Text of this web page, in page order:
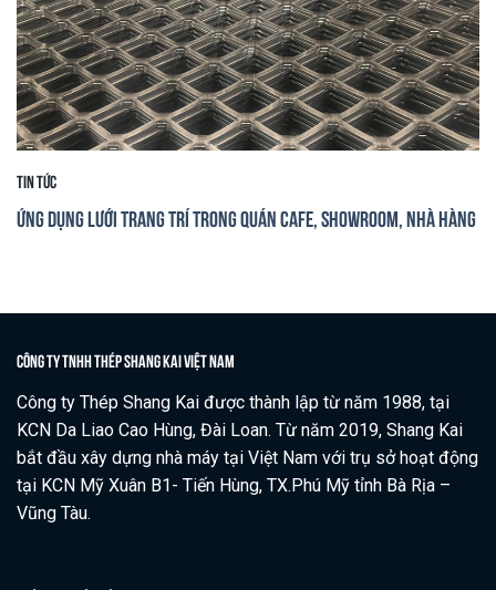
Tin tức
Ứng dụng lưới trang trí trong quán cafe, showroom, nhà hàng
CÔNG TY TNHH THÉP SHANG KAI VIỆT NAM
Công ty Thép Shang Kai được thành lập từ năm 1988, tại
KCN Da Liao Cao Hùng, Đài Loan. Từ năm 2019, Shang Kai
bắt đầu xây dựng nhà máy tại Việt Nam với trụ sở hoạt động
tại KCN Mỹ Xuân B1- Tiến Hùng, TX.Phú Mỹ tỉnh Bà Rịa –
Vũng Tàu.